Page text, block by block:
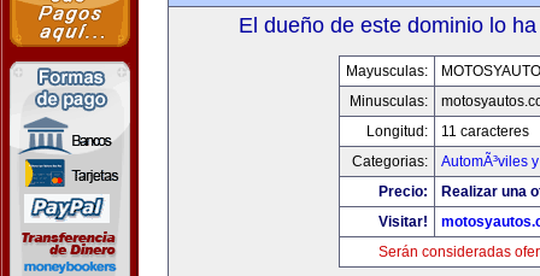
El dueño de este dominio lo
Mayusculas:
Minusculas:
Longitud:
11 caracteres
Categorias:
AutomÃ³viles
Precio:
Realizar una
Visitar!
Serán consideradas